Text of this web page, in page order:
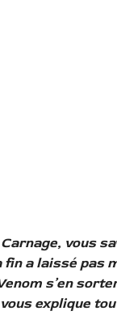
vous
a laissé pas
s’en
explique